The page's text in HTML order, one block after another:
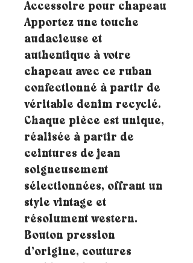
Accessoire pour chapeau
Apportez une touche
audacieuse et
authentique à votre
chapeau avec ce ruban
confectionné à partir de
véritable denim recyclé.
Chaque pièce est unique,
réalisée à partir de
ceintures de jean
soigneusement
sélectionnées, offrant un
style vintage et
résolument western.
Bouton pression
d’origine, coutures